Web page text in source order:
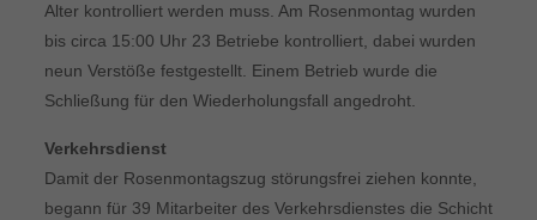
Alter kontrolliert werden muss. Am Rosenmontag wurden
bis circa 15:00 Uhr 23 Betriebe kontrolliert, dabei wurden
neun Verstöße festgestellt. Einem Betrieb wurde die
Schließung für den Wiederholungsfall angedroht.
Verkehrsdienst
Damit der Rosenmontagszug störungsfrei ziehen konnte,
begann für 39 Mitarbeiter des Verkehrsdienstes die Schicht